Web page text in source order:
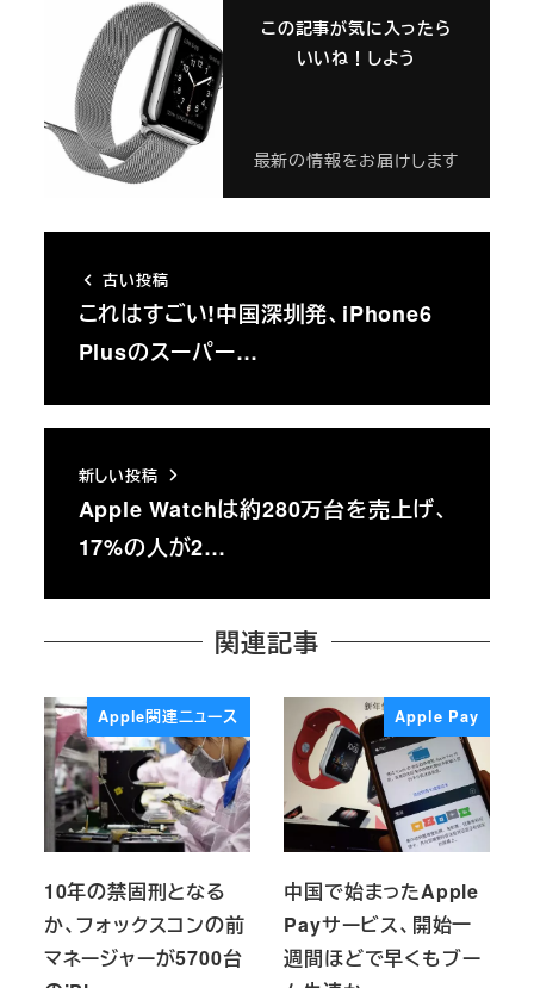
この記事が気に入ったら
いいね！しよう
最新の情報をお届けします
古い投稿
これはすごい!中国深圳発、iPhone6
Plusのスーパー…
新しい投稿
Apple Watchは約280万台を売上げ、
17%の人が2…
関連記事
Apple関連ニュース
10年の禁固刑となる
か、フォックスコンの前
マネージャーが5700台
Apple Pay
中国で始まったApple
Payサービス、開始一
週間ほどで早くもブー